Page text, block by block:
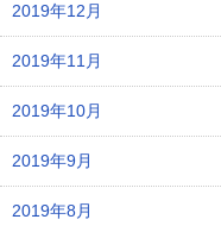
2019年12月
2019年11月
2019年10月
2019年9月
2019年8月